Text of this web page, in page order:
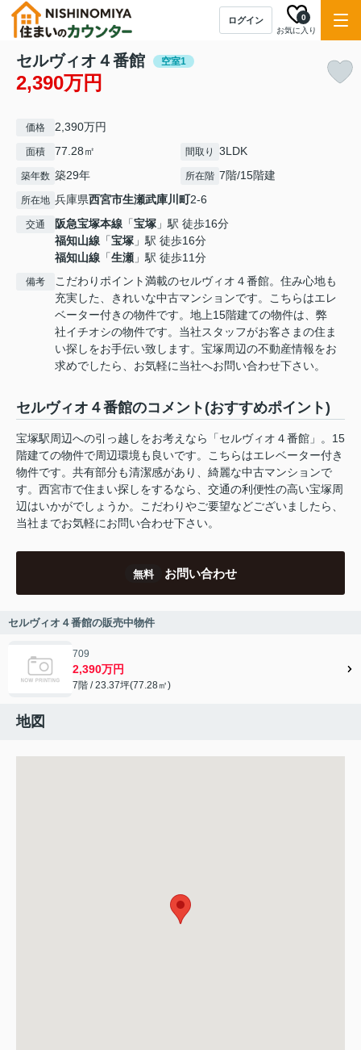
ログイン
お気に入り
0
セルヴィオ４番館 空室1
2,390万円
価格 2,390万円
面積 77.28㎡ 間取り 3LDK
築年数 築29年 所在階 7階/15階建
所在地 兵庫県西宮市生瀬武庫川町2-6
交通 阪急宝塚本線 「宝塚 」駅 徒歩16分
福知山線 「宝塚 」駅 徒歩16分
福知山線 「生瀬 」駅 徒歩11分
備考
こだわりポイント満載のセルヴィオ４番館。住み心地も
充実した、きれいな中古マンションです。こちらはエレ
ベーター付きの物件です。地上15階建ての物件は、弊
社イチオシの物件です。当社スタッフがお客さまの住ま
い探しをお手伝い致します。宝塚周辺の不動産情報をお
求めでしたら、お気軽に当社へお問い合わせ下さい。
セルヴィオ４番館のコメント(おすすめポイント)
宝塚駅周辺への引っ越しをお考えなら「セルヴィオ４番館」。15
階建ての物件で周辺環境も良いです。こちらはエレベーター付き
物件です。共有部分も清潔感があり、綺麗な中古マンションで
す。西宮市で住まい探しをするなら、交通の利便性の高い宝塚周
辺はいかがでしょうか。こだわりやご要望などございましたら、
当社までお気軽にお問い合わせ下さい。
無料 お問い合わせ
セルヴィオ４番館の販売中物件
709
2,390万円
7階 / 23.37坪(77.28㎡)
地図